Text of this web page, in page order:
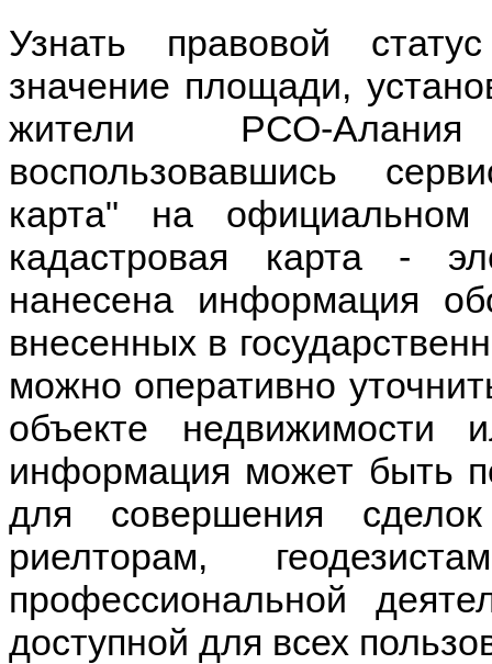
Узнать правовой
значение площади,
жители РСО-
воспользовавшись
карта" на официальном
кадастровая карта -
нанесена информация
внесенных в
можно оперативно
объекте недвижимости
информация может быть
для совершения
риелторам,
профессиональной
доступной для всех